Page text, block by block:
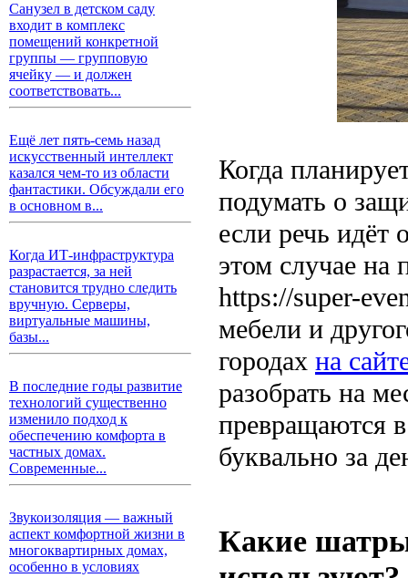
Санузел в детском саду
входит в комплекс
помещений конкретной
группы — групповую
ячейку — и должен
соответствовать...
Ещё лет пять-семь назад
искусственный интеллект
казался чем-то из области
фантастики. Обсуждали его
в основном в...
Когда ИТ-инфраструктура
разрастается, за ней
становится трудно следить
вручную. Серверы,
виртуальные машины,
базы...
В последние годы развитие
технологий существенно
изменило подход к
обеспечению комфорта в
частных домах.
Современные...
Звукоизоляция — важный
аспект комфортной жизни в
многоквартирных домах,
особенно в условиях
Когда
подумать о
если речь идёт
этом случае
https://super-
мебели и
городах на
разобрать на
превращаются в
буквально за
Какие шатры